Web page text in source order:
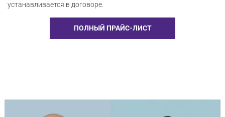
устанавливается в договоре.
ПОЛНЫЙ ПРАЙС-ЛИСТ